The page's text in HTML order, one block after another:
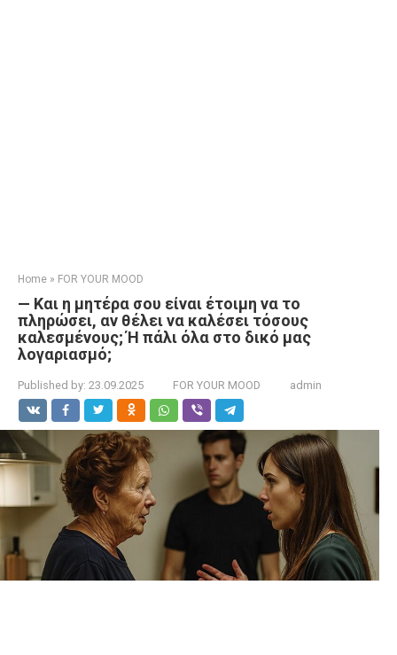
Home » FOR YOUR MOOD
— Και η μητέρα σου είναι έτοιμη να το
πληρώσει, αν θέλει να καλέσει τόσους
καλεσμένους; Ή πάλι όλα στο δικό μας
λογαριασμό;
Published by: 23.09.2025 FOR YOUR MOOD admin